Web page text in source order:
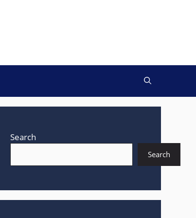
Search
Search